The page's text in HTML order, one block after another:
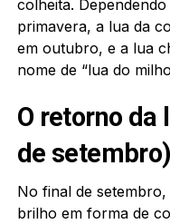
colheita.
primavera, a lua da
em outubro, e a lua
nome de “lua do
O retorno da
de setembro)
No final de
brilho em forma de